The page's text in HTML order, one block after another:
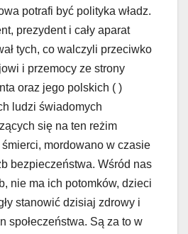
potrafi być polityka władz.
prezydent i cały aparat
tych, co walczyli przeciwko
i przemocy ze strony
oraz jego polskich ( )
ludzi świadomych
się na ten reżim
mordowano w czasie
bezpieczeństwa. Wśród nas
nie ma ich potomków, dzieci
stanowić dzisiaj zdrowy i
społeczeństwa. Są za to w